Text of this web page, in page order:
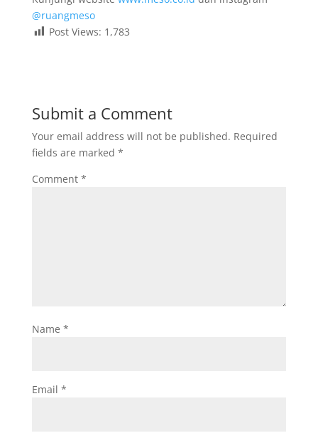
@ruangmeso
Post Views: 1,783
Submit a Comment
Your email address will not be published. Required
fields are marked *
Comment *
Name *
Email *